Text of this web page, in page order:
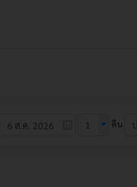
1 คืน